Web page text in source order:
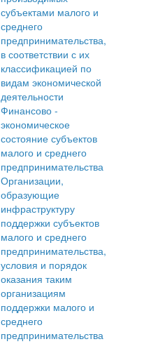
субъектами малого и
среднего
предпринимательства,
в соответствии с их
классификацией по
видам экономической
деятельности
Финансово -
экономическое
состояние субъектов
малого и среднего
предпринимательства
Организации,
образующие
инфраструктуру
поддержки субъектов
малого и среднего
предпринимательства,
условия и порядок
оказания таким
организациям
поддержки малого и
среднего
предпринимательства